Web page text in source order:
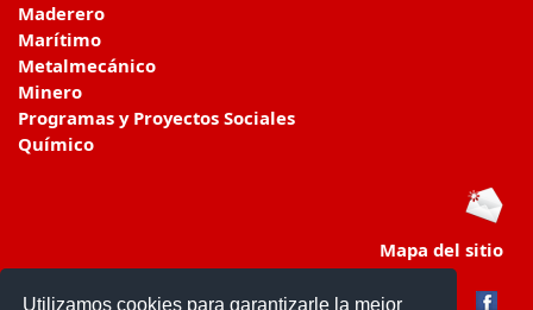
Utilizamos cookies para garantizarle la mejor
Maderero
Marítimo
Metalmecánico
Minero
Programas y Proyectos Sociales
Químico
Mapa del sitio